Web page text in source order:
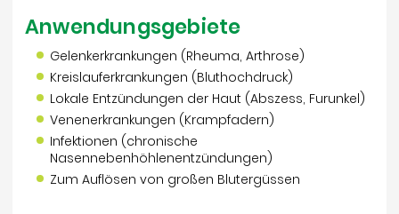
Anwendungsgebiete
Gelenkerkrankungen (Rheuma, Arthrose)
Kreislauferkrankungen (Bluthochdruck)
Lokale Entzündungen der Haut (Abszess, Furunkel)
Venenerkrankungen (Krampfadern)
Infektionen (chronische
Nasennebenhöhlenentzündungen)
Zum Auflösen von großen Blutergüssen